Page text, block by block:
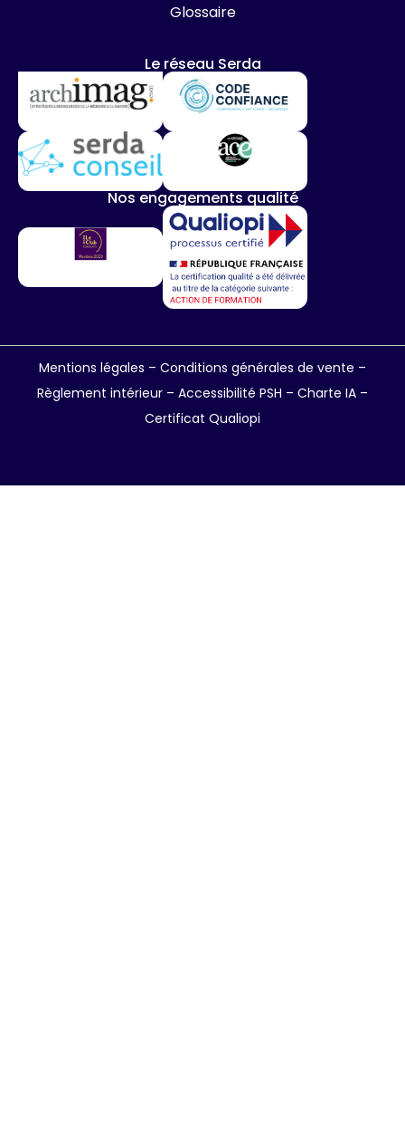
Glossaire
Le réseau Serda
Nos engagements qualité
Mentions légales – Conditions générales de vente –
Règlement intérieur – Accessibilité PSH – Charte IA –
Certificat Qualiopi